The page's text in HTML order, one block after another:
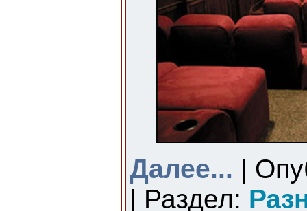
Далее... |
| Раздел: